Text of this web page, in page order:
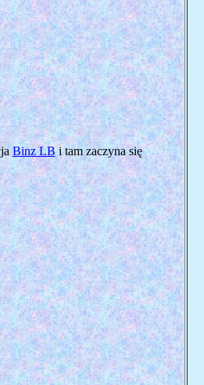
Binz LBi tam zaczyna się